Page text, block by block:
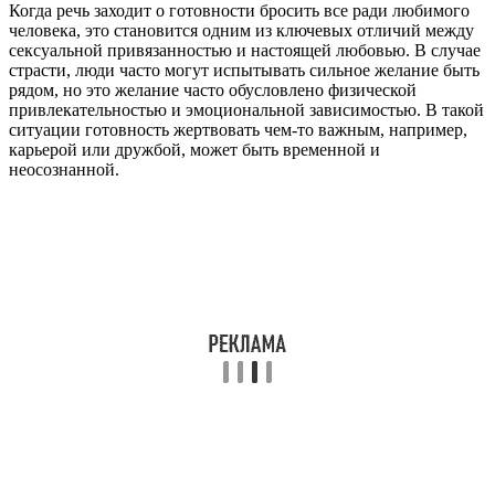
Когда речь заходит о готовности бросить все ради любимого
человека, это становится одним из ключевых отличий между
сексуальной привязанностью и настоящей любовью. В случае
страсти, люди часто могут испытывать сильное желание быть
рядом, но это желание часто обусловлено физической
привлекательностью и эмоциональной зависимостью. В такой
ситуации готовность жертвовать чем-то важным, например,
карьерой или дружбой, может быть временной и
неосознанной.